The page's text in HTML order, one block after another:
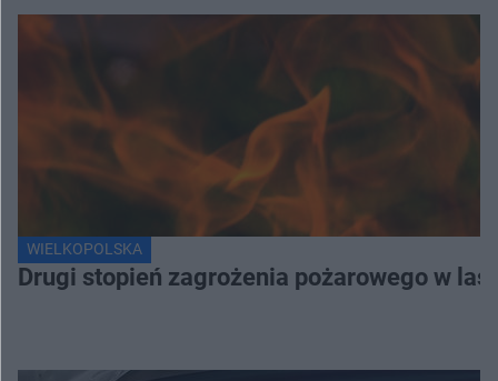
WIELKOPOLSKA
Drugi stopień zagrożenia pożarowego w